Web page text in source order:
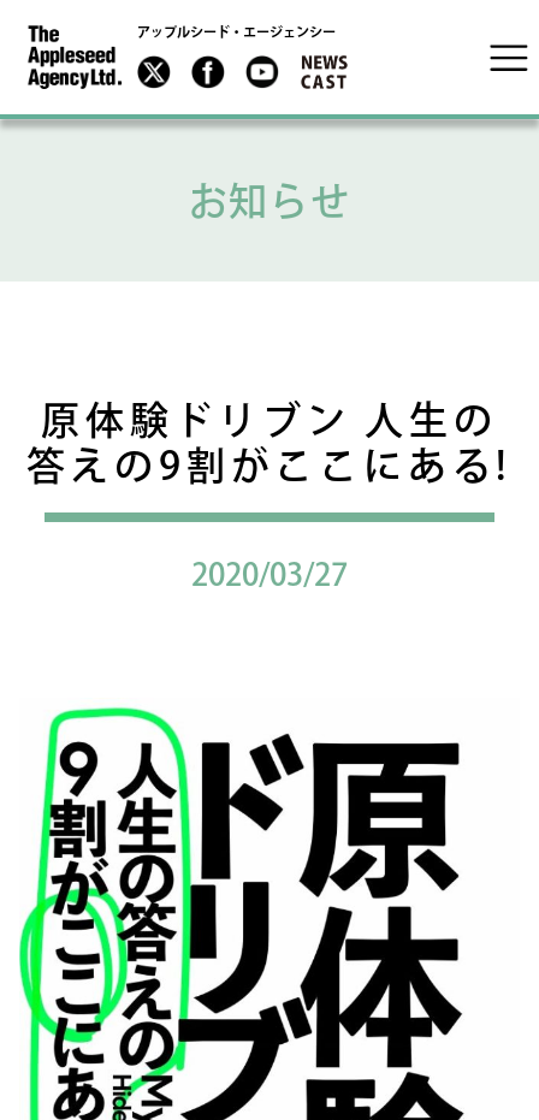
アップルシード・エージェンシー
お知らせ
原体験ドリブン 人生の
答えの9割がここにある!
2020/03/27